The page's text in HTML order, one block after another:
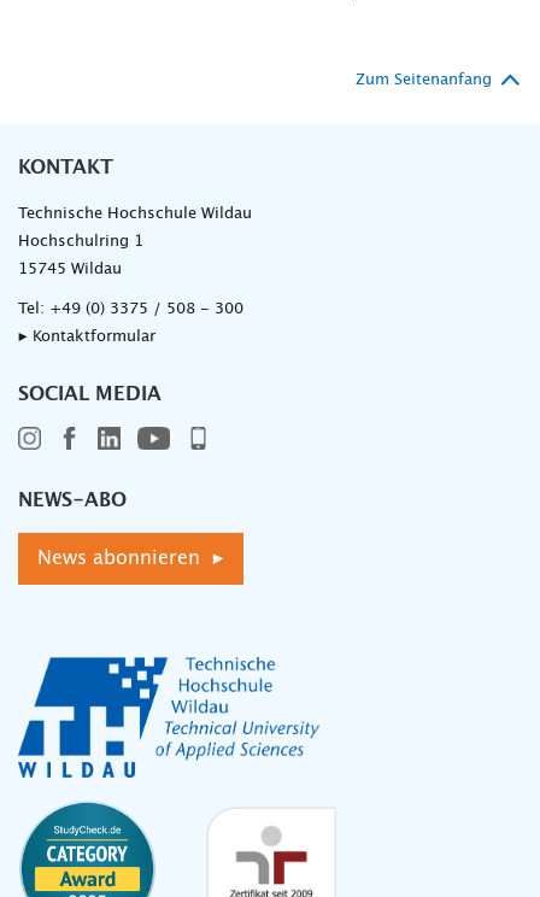
Zum Seitenanfang
KONTAKT
Technische Hochschule Wildau
Hochschulring 1
15745 Wildau
Tel: +49 (0) 3375 / 508 - 300
▸ Kontaktformular
SOCIAL MEDIA
NEWS-ABO
News abonnieren ▸